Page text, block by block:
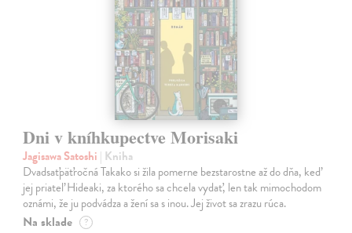
Dni v kníhkupectve Morisaki
Jagisawa Satoshi | Kniha
Dvadsaťpäťročná Takako si žila pomerne bezstarostne až do dňa, keď
jej priateľ Hideaki, za ktorého sa chcela vydať, len tak mimochodom
oznámi, že ju podvádza a žení sa s inou. Jej život sa zrazu rúca.
Na sklade ?